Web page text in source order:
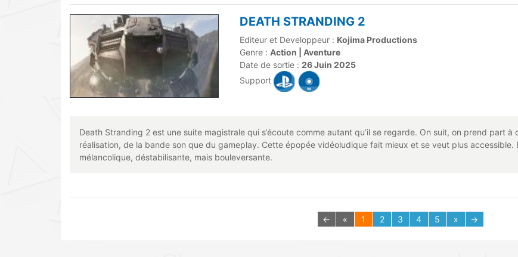
DEATH STRANDING 2
Editeur et Developpeur : Kojima Productions
Genre : Action | Aventure
Date de sortie : 26 Juin 2025
Support
Death Stranding 2 est une suite magistrale qui s’écoute comme autant qu’il se regarde. On suit, on prend part
réalisation, de la bande son que du gameplay. Cette épopée vidéoludique fait mieux et se veut plus accessible.
mélancolique, déstabilisante, mais bouleversante.
← « 1 2 3 4 5 » →